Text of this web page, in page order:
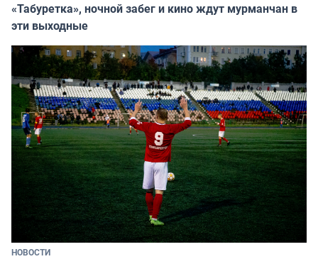
«Табуретка», ночной забег и кино ждут мурманчан в
эти выходные
НОВОСТИ